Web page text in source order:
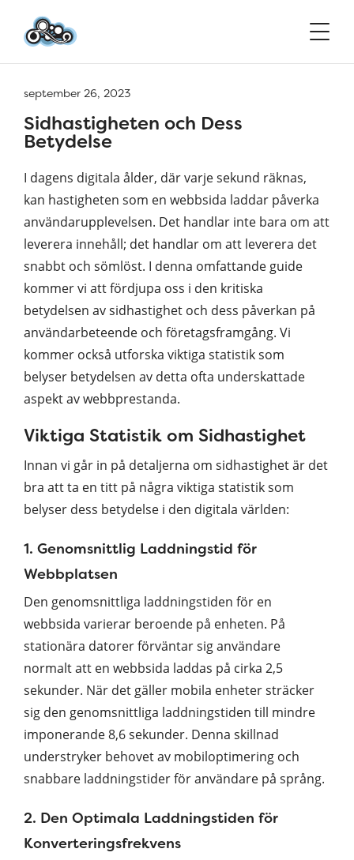
september 26, 2023
Sidhastigheten och Dess
Betydelse
I dagens digitala ålder, där varje sekund räknas,
kan hastigheten som en webbsida laddar påverka
användarupplevelsen. Det handlar inte bara om att
leverera innehåll; det handlar om att leverera det
snabbt och sömlöst. I denna omfattande guide
kommer vi att fördjupa oss i den kritiska
betydelsen av sidhastighet och dess påverkan på
användarbeteende och företagsframgång. Vi
kommer också utforska viktiga statistik som
belyser betydelsen av detta ofta underskattade
aspekt av webbprestanda.
Viktiga Statistik om Sidhastighet
Innan vi går in på detaljerna om sidhastighet är det
bra att ta en titt på några viktiga statistik som
belyser dess betydelse i den digitala världen:
1. Genomsnittlig Laddningstid för
Webbplatsen
Den genomsnittliga laddningstiden för en
webbsida varierar beroende på enheten. På
stationära datorer förväntar sig användare
normalt att en webbsida laddas på cirka 2,5
sekunder. När det gäller mobila enheter sträcker
sig den genomsnittliga laddningstiden till mindre
imponerande 8,6 sekunder. Denna skillnad
understryker behovet av mobiloptimering och
snabbare laddningstider för användare på språng.
2. Den Optimala Laddningstiden för
Konverteringsfrekvens